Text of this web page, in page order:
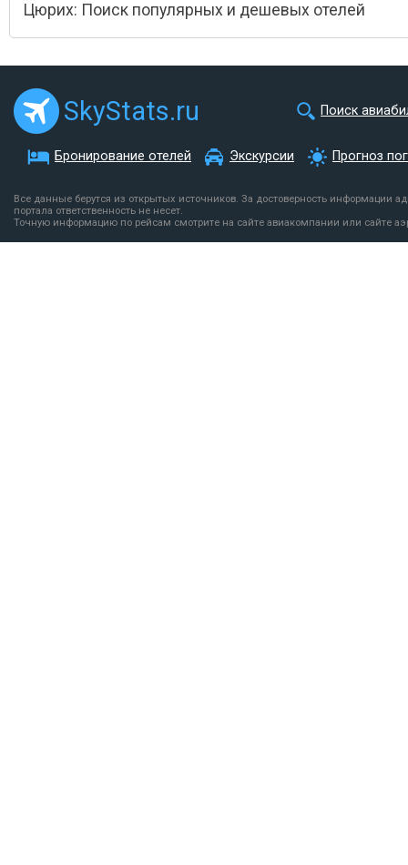
Цюрих: Поиск популярных и дешевых отелей
SkyStats.ru Поиск
Бронирование отелей Экскурсии Прогноз
Все данные берутся из открытых источников. За достоверность информации
портала ответственность не несет.
Точную информацию по рейсам смотрите на сайте авиакомпании или сайте